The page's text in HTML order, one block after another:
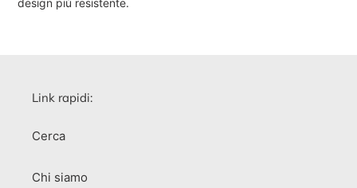
design più resistente.
Link rapidi:
Cerca
Chi siamo